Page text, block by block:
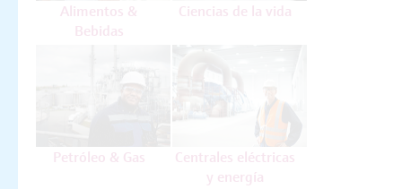
Alimentos &
Bebidas
Ciencias de la vida
Petróleo & Gas
Centrales eléctricas
y energía